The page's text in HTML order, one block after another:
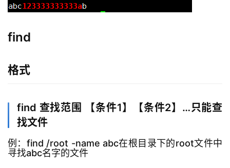
监
管
C
D
find
格式
find 查找范围 【条件1】【条件2】…只能查
找文件
例：find /root -name abc在根目录下的root文件中
寻找abc名字的文件